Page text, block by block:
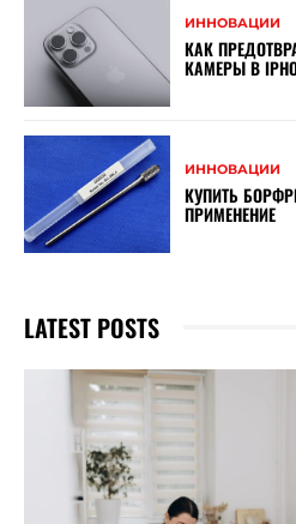
ИННОВАЦИИ
КАК
КАМЕРЫ В
ИННОВАЦИИ
КУПИТЬ
ПРИМЕНЕНИЕ
LATEST POSTS